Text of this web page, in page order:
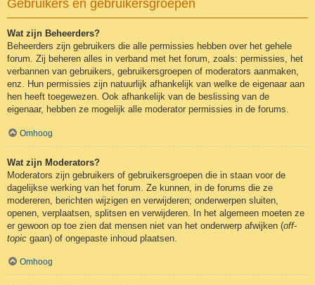
Gebruikers en gebruikersgroepen
Wat zijn Beheerders?
Beheerders zijn gebruikers die alle permissies hebben over het gehele
forum. Zij beheren alles in verband met het forum, zoals: permissies, het
verbannen van gebruikers, gebruikersgroepen of moderators aanmaken,
enz. Hun permissies zijn natuurlijk afhankelijk van welke de eigenaar aan
hen heeft toegewezen. Ook afhankelijk van de beslissing van de
eigenaar, hebben ze mogelijk alle moderator permissies in de forums.
Omhoog
Wat zijn Moderators?
Moderators zijn gebruikers of gebruikersgroepen die in staan voor de
dagelijkse werking van het forum. Ze kunnen, in de forums die ze
modereren, berichten wijzigen en verwijderen; onderwerpen sluiten,
openen, verplaatsen, splitsen en verwijderen. In het algemeen moeten ze
er gewoon op toe zien dat mensen niet van het onderwerp afwijken (off-
topic gaan) of ongepaste inhoud plaatsen.
Omhoog